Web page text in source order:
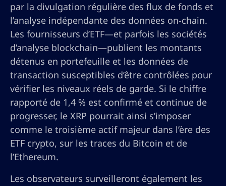
par la divulgation régulière des flux de fonds et
l’analyse indépendante des données on-chain.
Les fournisseurs d’ETF—et parfois les sociétés
d’analyse blockchain—publient les montants
détenus en portefeuille et les données de
transaction susceptibles d’être contrôlées pour
vérifier les niveaux réels de garde. Si le chiffre
rapporté de 1,4 % est confirmé et continue de
progresser, le XRP pourrait ainsi s’imposer
comme le troisième actif majeur dans l’ère des
ETF crypto, sur les traces du Bitcoin et de
l’Ethereum.
Les observateurs surveilleront également les